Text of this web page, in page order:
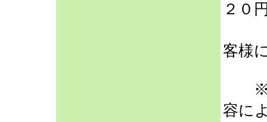
２０
客様
※
容に